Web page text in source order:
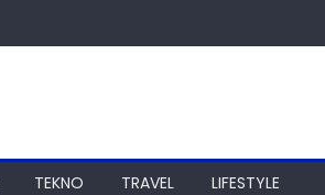
TEKNO TRAVEL LIFESTYLE